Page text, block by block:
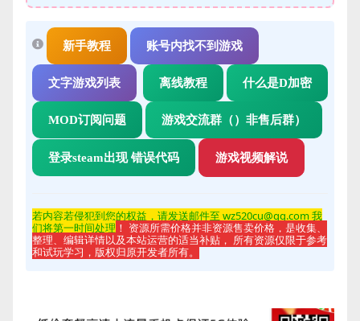
新手教程 账号内找不到游戏
文字游戏列表 离线教程 什么是D加密
MOD订阅问题 游戏交流群（）非售后群）
登录steam出现 错误代码 游戏视频解说
若内容若侵犯到您的权益，请发送邮件至 wz520cu@qq.com 我
们将第一时间处理 ！ 资源所需价格并非资源售卖价格，是收集、
整理、编辑详情以及本站运营的适当补贴， 所有资源仅限于参考
和试玩学习，版权归原开发者所有。